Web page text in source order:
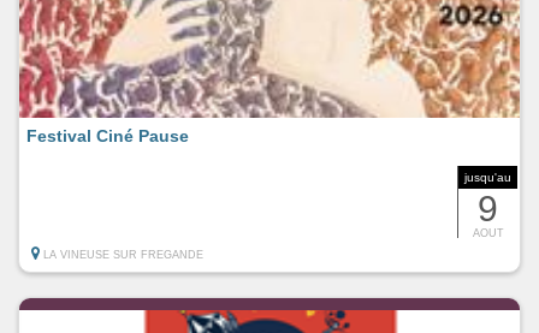
jusqu'au
9
AOUT
Festival Ciné Pause
LA VINEUSE SUR FREGANDE